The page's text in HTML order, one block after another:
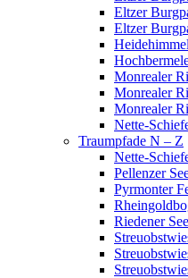
Eltzer
Eltzer
Monrealer
Monrealer
Monrealer
Nette-
Traumpfade N – Z
Nette-
Pellenzer
Pyrmonter
Riedener